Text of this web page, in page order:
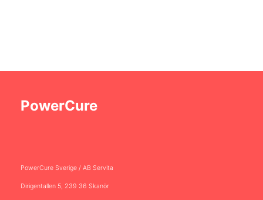
PowerCure
PowerCure Sverige / AB Servita
Dirigentallen 5, 239 36 Skanör